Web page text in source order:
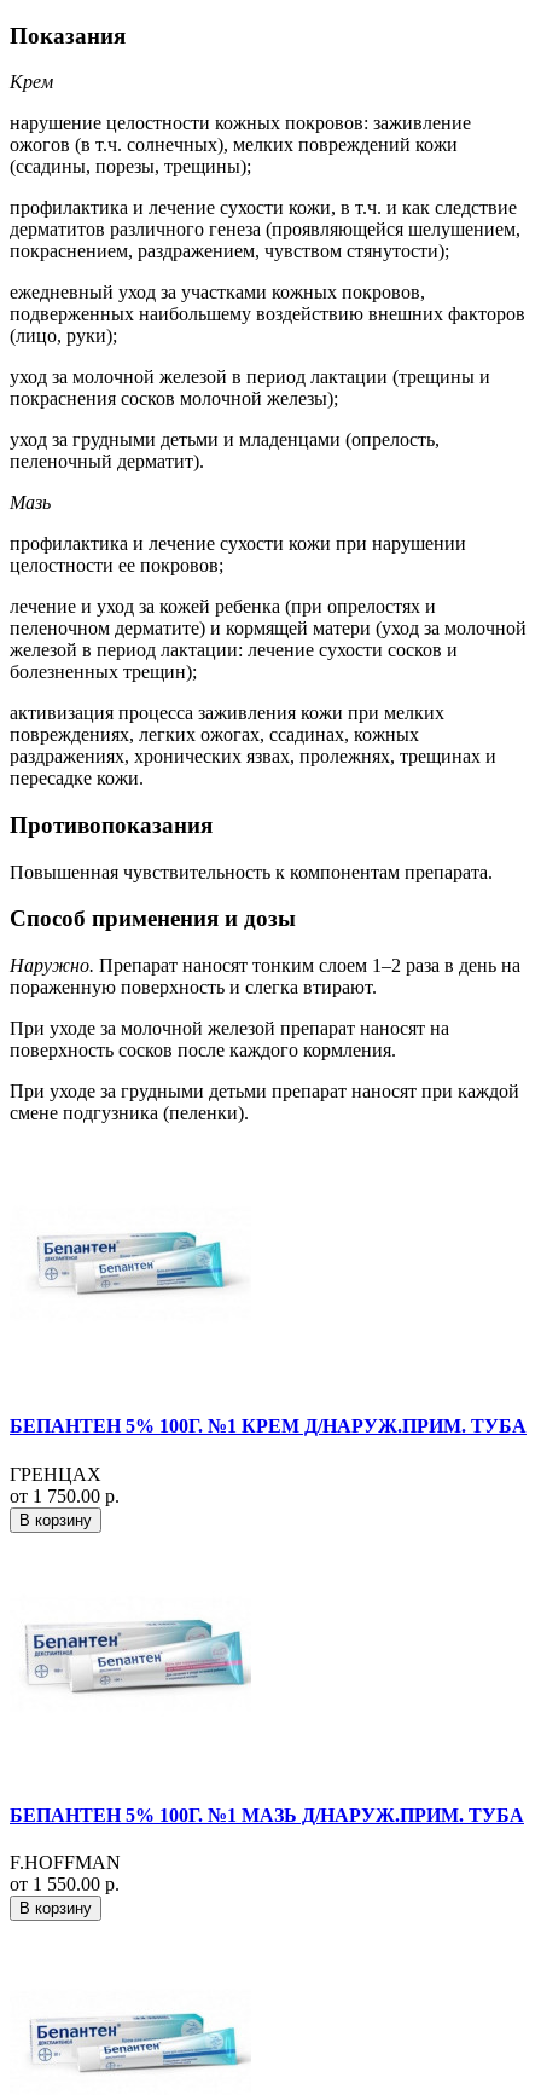
Показания
Крем
нарушение целостности кожных покровов: заживление
ожогов (в т.ч. солнечных), мелких повреждений кожи
(ссадины, порезы, трещины);
профилактика и лечение сухости кожи, в т.ч. и как следствие
дерматитов различного генеза (проявляющейся шелушением,
покраснением, раздражением, чувством стянутости);
ежедневный уход за участками кожных покровов,
подверженных наибольшему воздействию внешних факторов
(лицо, руки);
уход за молочной железой в период лактации (трещины и
покраснения сосков молочной железы);
уход за грудными детьми и младенцами (опрелость,
пеленочный дерматит).
Мазь
профилактика и лечение сухости кожи при нарушении
целостности ее покровов;
лечение и уход за кожей ребенка (при опрелостях и
пеленочном дерматите) и кормящей матери (уход за молочной
железой в период лактации: лечение сухости сосков и
болезненных трещин);
активизация процесса заживления кожи при мелких
повреждениях, легких ожогах, ссадинах, кожных
раздражениях, хронических язвах, пролежнях, трещинах и
пересадке кожи.
Противопоказания
Повышенная чувствительность к компонентам препарата.
Способ применения и дозы
Наружно. Препарат наносят тонким слоем 1–2 раза в день на
пораженную поверхность и слегка втирают.
При уходе за молочной железой препарат наносят на
поверхность сосков после каждого кормления.
При уходе за грудными детьми препарат наносят при каждой
смене подгузника (пеленки).
БЕПАНТЕН 5% 100Г. №1 КРЕМ Д/НАРУЖ.ПРИМ. ТУБА
ГРЕНЦАХ
от 1 750.00 р.
В корзину
БЕПАНТЕН 5% 100Г. №1 МАЗЬ Д/НАРУЖ.ПРИМ. ТУБА
F.HOFFMAN
от 1 550.00 р.
В корзину